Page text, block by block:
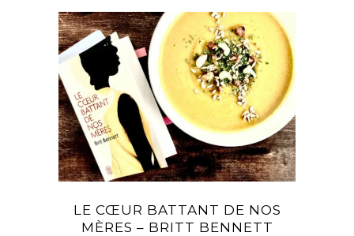
LE CŒUR BATTANT DE NOS
MÈRES – BRITT BENNETT